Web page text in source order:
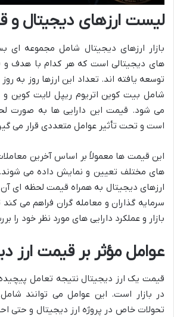
لیست ارزهای دیجیتال و
بازار ارزهای دیجیتال شامل مجموعه ای
های دیجیتالی است که هر کدام با هدف و
توسعه یافته اند. تعداد این ارزها روز به
شامل بیت کوین اتریوم ریپل لایت کوین و
می شود. قیمت این دارایی ها به صورت
است و تحت تأثیر عوامل متعددی قرار می
این قیمت ها معمولاً بر اساس آخرین
های مختلف تعیین و نمایش داده می
ارزهای دیجیتال به همراه قیمت لحظه ای
سرمایه گذاران و معامله گران فراهم می
بازار و عملکرد دارایی های مورد نظر خود را
عوامل مؤثر بر قیمت ارز
قیمت یک ارز دیجیتال نتیجه تعامل
در بازار است. این عوامل می توانند
تحولات خاص در پروژه ارز دیجیتال و حتی